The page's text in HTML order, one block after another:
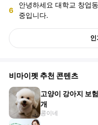
6
안녕하세요 대학교 창업
중입니다.
인
비마이펫 추천 콘텐츠
고양이 강아지 보
개
콩이네